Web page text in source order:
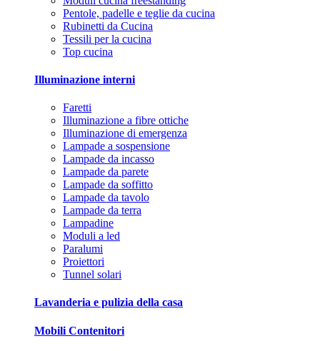
Pentole, padelle e teglie da cucina
Rubinetti da Cucina
Tessili per la cucina
Top cucina
Illuminazione interni
Faretti
Illuminazione a fibre ottiche
Illuminazione di emergenza
Lampade a sospensione
Lampade da incasso
Lampade da parete
Lampade da soffitto
Lampade da tavolo
Lampade da terra
Lampadine
Moduli a led
Paralumi
Proiettori
Tunnel solari
Lavanderia e pulizia della casa
Mobili Contenitori